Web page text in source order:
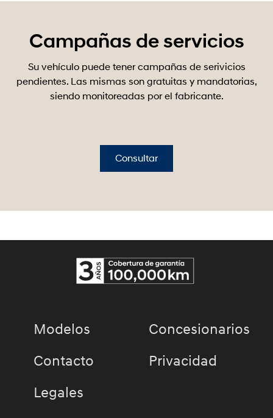
Campañas de servicios
Su vehículo puede tener campañas de serivicios
pendientes. Las mismas son gratuitas y mandatorias,
siendo monitoreadas por el fabricante.
Consultar
Modelos
Concesionarios
Contacto
Privacidad
Legales